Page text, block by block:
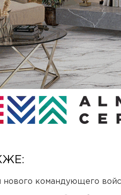
нового командующего